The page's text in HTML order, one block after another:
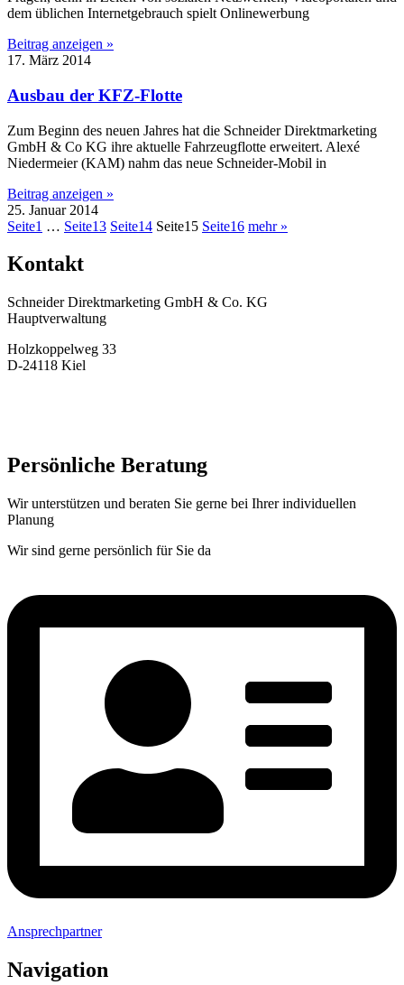
dem üblichen Internetgebrauch spielt Onlinewerbung
Beitrag anzeigen »
17. März 2014
Ausbau der KFZ-Flotte
Zum Beginn des neuen Jahres hat die Schneider Direktmarketing
GmbH & Co KG ihre aktuelle Fahrzeugflotte erweitert. Alexé
Niedermeier (KAM) nahm das neue Schneider-Mobil in
Beitrag anzeigen »
25. Januar 2014
Seite1 … Seite13 Seite14 Seite15 Seite16 mehr »
Kontakt
Schneider Direktmarketing GmbH & Co. KG
Hauptverwaltung
Holzkoppelweg 33
D-24118 Kiel
Persönliche Beratung
Wir unterstützen und beraten Sie gerne bei Ihrer individuellen
Planung
Wir sind gerne persönlich für Sie da
Ansprechpartner
Navigation